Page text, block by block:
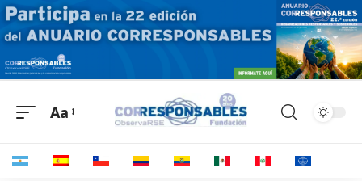
Aa